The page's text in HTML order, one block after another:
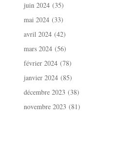
juin 2024 (35)
mai 2024 (33)
avril 2024 (42)
mars 2024 (56)
février 2024 (78)
janvier 2024 (85)
décembre 2023 (38)
novembre 2023 (81)